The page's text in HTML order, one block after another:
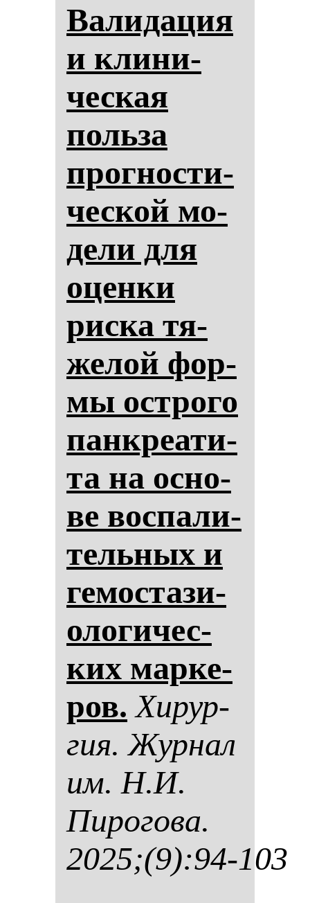
Ва­ли­да­ция
и кли­ни­
чес­кая
поль­за
прог­нос­ти­
чес­кой мо­
де­ли для
оцен­ки
рис­ка тя­
же­лой фор­
мы ос­тро­го
пан­кре­ати­
та на ос­но­
ве вос­па­ли­
тель­ных и
ге­мос­та­зи­
оло­ги­чес­
ких мар­ке­
ров. Хи­рур­
гия. Жур­нал
им. Н.И.
Пи­ро­го­ва.
2025;(9):94-103